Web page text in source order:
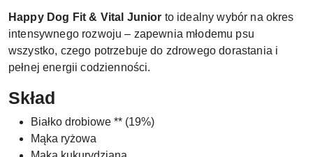
Happy Dog Fit & Vital Junior to idealny wybór na okres
intensywnego rozwoju – zapewnia młodemu psu
wszystko, czego potrzebuje do zdrowego dorastania i
pełnej energii codzienności.
Skład
Białko drobiowe ** (19%)
Mąka ryżowa